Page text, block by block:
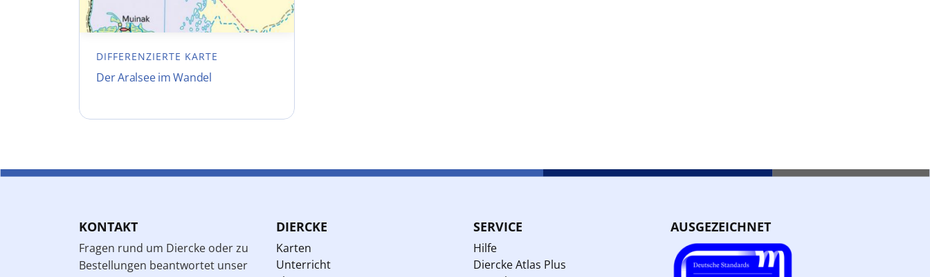
DIFFERENZIERTE KARTE
Der Aralsee im Wandel
KONTAKT
Fragen rund um Diercke oder zu
Bestellungen beantwortet unser
DIERCKE
Karten
Unterricht
SERVICE
Hilfe
Diercke Atlas Plus
AUSGEZEICHNET